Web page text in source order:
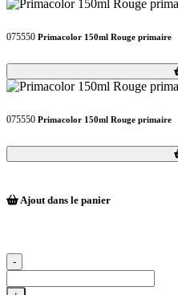
075550 Primacolor 150ml Rouge primaire
Loading...
Loading...
075550 Primacolor 150ml Rouge primaire
Loading...
Loading...
Ajout dans le panier
-